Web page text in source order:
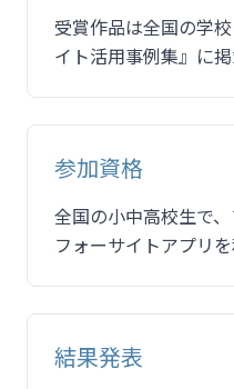
受賞作品は全国の学
イト活用事例集』に掲
参加資格
全国の小中高校生で
フォーサイトアプリ
結果発表